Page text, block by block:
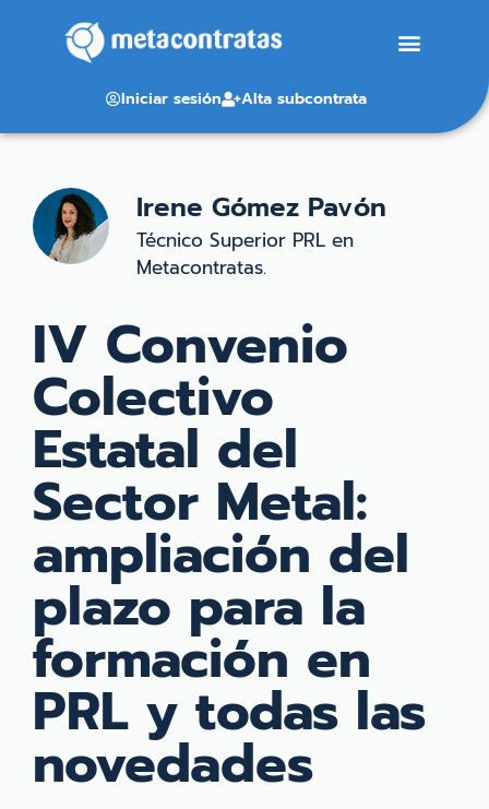
Iniciar sesión Alta subcontrata
Irene Gómez Pavón
Técnico Superior PRL en
Metacontratas.
IV Convenio
Colectivo
Estatal del
Sector Metal:
ampliación del
plazo para la
formación en
PRL y todas las
novedades